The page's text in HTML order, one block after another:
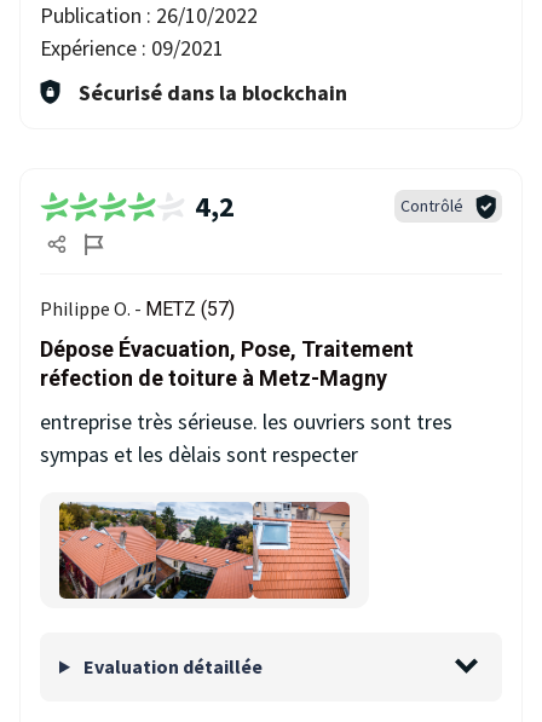
Publication : 26/10/2022
Expérience : 09/2021
Sécurisé dans la blockchain
4,2 Contrôlé
Philippe O. - METZ (57)
Dépose Évacuation, Pose, Traitement
réfection de toiture à Metz-Magny
entreprise très sérieuse. les ouvriers sont tres
sympas et les dèlais sont respecter
Evaluation détaillée